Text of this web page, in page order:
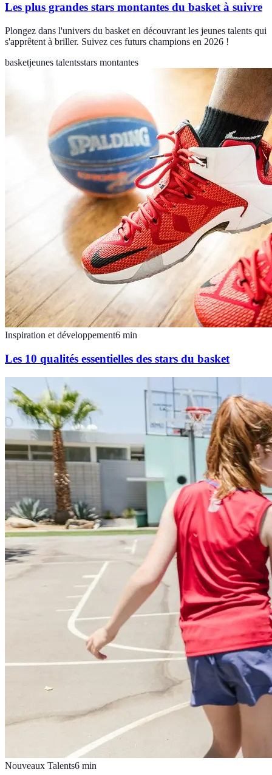
Les plus grandes stars montantes du basket à suivre
Plongez dans l'univers du basket en découvrant les jeunes talents qui
s'apprêtent à briller. Suivez ces futurs champions en 2026 !
basketjeunes talentsstars montantes
Inspiration et développement6 min
Les 10 qualités essentielles des stars du basket
Nouveaux Talents6 min